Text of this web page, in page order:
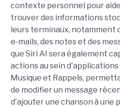
contexte personnel pour
trouver des informations
leurs terminaux, notamment
e-mails, des notes et des
que Siri AI sera également
actions au sein
Musique et Rappels,
de modifier un message
d'ajouter une chanson à une